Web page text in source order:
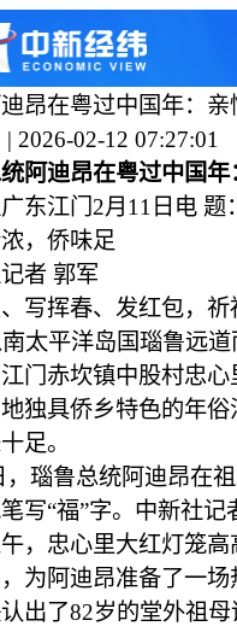
昂在粤过中国年：
2026-02-12 07:27:01
阿迪昂在粤过中国
江门2月11日电 题
，侨味足
者 郭军
挥春、发红包，祈
太平洋岛国瑙鲁远
门赤坎镇中股村忠
独具侨乡特色的年
足。
，瑙鲁总统阿迪昂在
写“福”字。中新社记
忠心里大红灯笼高
为阿迪昂准备了一
出了82岁的堂外祖